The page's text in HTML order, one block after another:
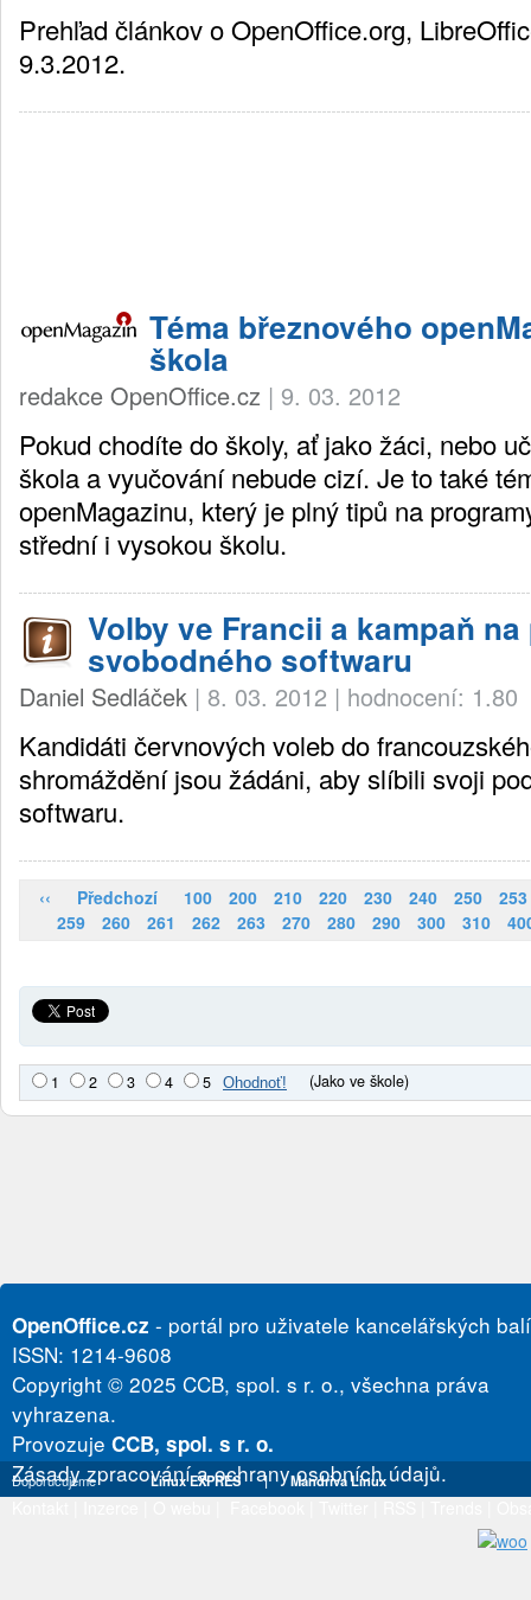
Prehľad článkov o OpenOffice.org,
9.3.2012.
Téma březnového
škola
redakce OpenOffice.cz | 9. 03. 2012
Pokud chodíte do školy, ať jako žáci, nebo
škola a vyučování nebude cizí. Je to také
openMagazinu, který je plný tipů na
střední i vysokou školu.
Volby ve Francii a kampaň
svobodného softwaru
Daniel Sedláček | 8. 03. 2012 | hodnocení: 1.80
Kandidáti červnových voleb do
shromáždění jsou žádáni, aby slíbili svoji
softwaru.
‹‹ Předchozí 100 200 210 220 230 240 250
253
259
260 261 262 263 270 280 290 300 310
1 2 3 4 5 (Jako ve škole)
OpenOffice.cz - portál pro uživatele kancelářských
ISSN: 1214-9608
Copyright © 2025 CCB, spol. s r. o., všechna práva
vyhrazena.
Provozuje CCB, spol. s r. o.
Zásady zpracování a ochrany osobních údajů.
Doporučujeme Linux EXPRES | Mandriva Linux